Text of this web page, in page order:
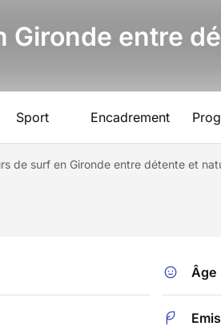
Gironde entre
Sport Encadrement
de surf en Gironde entre détente et
Âge